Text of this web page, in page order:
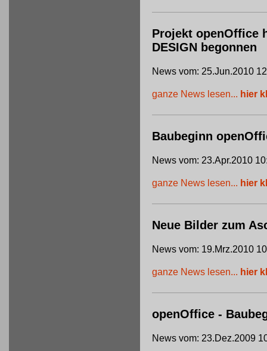
Projekt openOffice
DESIGN begonnen
News vom: 25.Jun.2010
ganze News lesen... hier
Baubeginn
News vom: 23.Apr.2010
ganze News lesen... hier
Neue Bilder zum
News vom: 19.Mrz.2010
ganze News lesen... hier
openOffice -
News vom: 23.Dez.2009